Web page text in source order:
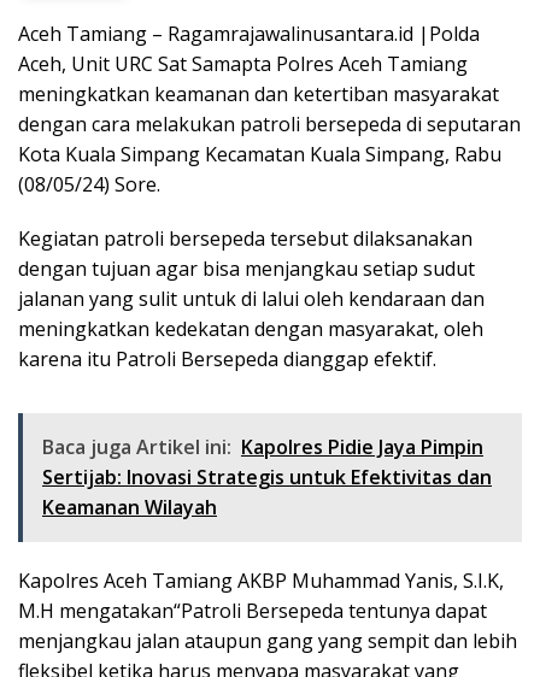
Aceh Tamiang – Ragamrajawalinusantara.id |Polda
Aceh, Unit URC Sat Samapta Polres Aceh Tamiang
meningkatkan keamanan dan ketertiban masyarakat
dengan cara melakukan patroli bersepeda di seputaran
Kota Kuala Simpang Kecamatan Kuala Simpang, Rabu
(08/05/24) Sore.
Kegiatan patroli bersepeda tersebut dilaksanakan
dengan tujuan agar bisa menjangkau setiap sudut
jalanan yang sulit untuk di lalui oleh kendaraan dan
meningkatkan kedekatan dengan masyarakat, oleh
karena itu Patroli Bersepeda dianggap efektif.
Baca juga Artikel ini: Kapolres Pidie Jaya Pimpin
Sertijab: Inovasi Strategis untuk Efektivitas dan
Keamanan Wilayah
Kapolres Aceh Tamiang AKBP Muhammad Yanis, S.I.K,
M.H mengatakan“Patroli Bersepeda tentunya dapat
menjangkau jalan ataupun gang yang sempit dan lebih
fleksibel ketika harus menyapa masyarakat yang